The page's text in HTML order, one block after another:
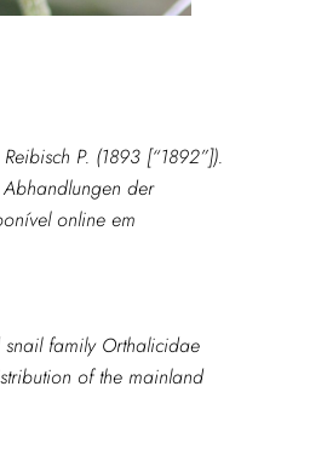
Reibisch P. (1893 [“1892”]).
der
online em
snail family Orthalicidae
of the mainland